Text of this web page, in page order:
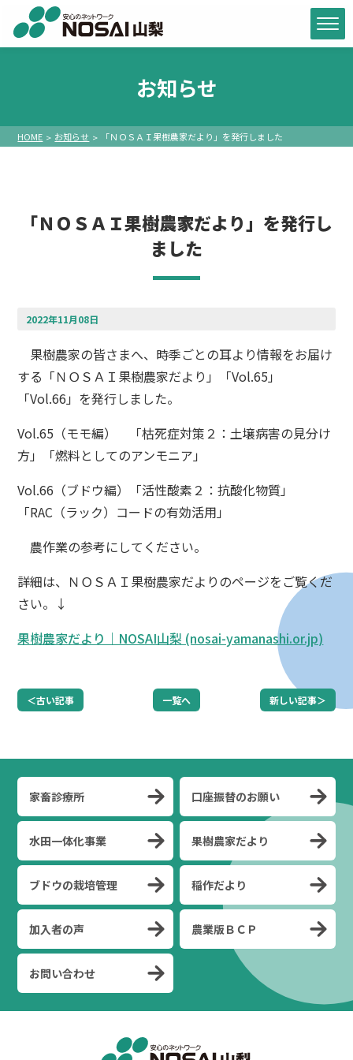
お知らせ
HOME お知らせ 「ＮＯＳＡＩ果樹農家だより」を発行しました
「ＮＯＳＡＩ果樹農家だより」を発行し
ました
2022年11月08日
果樹農家の皆さまへ、時季ごとの耳より情報をお届け
する「ＮＯＳＡＩ果樹農家だより」「Vol.65」
「Vol.66」を発行しました。
Vol.65（モモ編） 「枯死症対策２：土壌病害の見分け
方」「燃料としてのアンモニア」
Vol.66（ブドウ編）「活性酸素２：抗酸化物質」
「RAC（ラック）コードの有効活用」
農作業の参考にしてください。
詳細は、ＮＯＳＡＩ果樹農家だよりのページをご覧くだ
さい。↓
果樹農家だより｜NOSAI山梨 (nosai-yamanashi.or.jp)
＜古い記事 一覧へ 新しい記事＞
家畜診療所 口座振替のお願い
水田一体化事業 果樹農家だより
ブドウの栽培管理 稲作だより
加入者の声 農業版ＢＣＰ
お問い合わせ